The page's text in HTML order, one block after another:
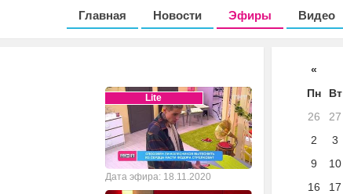
Главная Новости Эфиры Видео
Lite
Дата эфира: 18.11.2020
«
Пн
Вт
26
27
2
3
9
10
16
17